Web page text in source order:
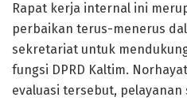
Rapat kerja internal ini
perbaikan terus-menerus
sekretariat untuk
fungsi DPRD Kaltim.
evaluasi tersebut,